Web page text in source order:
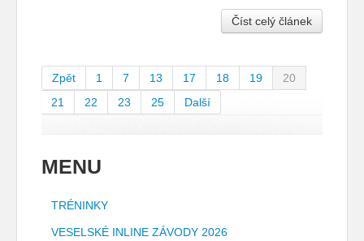
Číst celý článek
Zpět 1 7 13 17 18 19
20
21
22 23 25 Další
MENU
TRÉNINKY
VESELSKÉ INLINE ZÁVODY 2026